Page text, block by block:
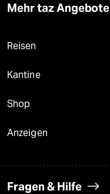
Mehr taz Angebote
Reisen
Kantine
Shop
Anzeigen
Fragen & Hilfe